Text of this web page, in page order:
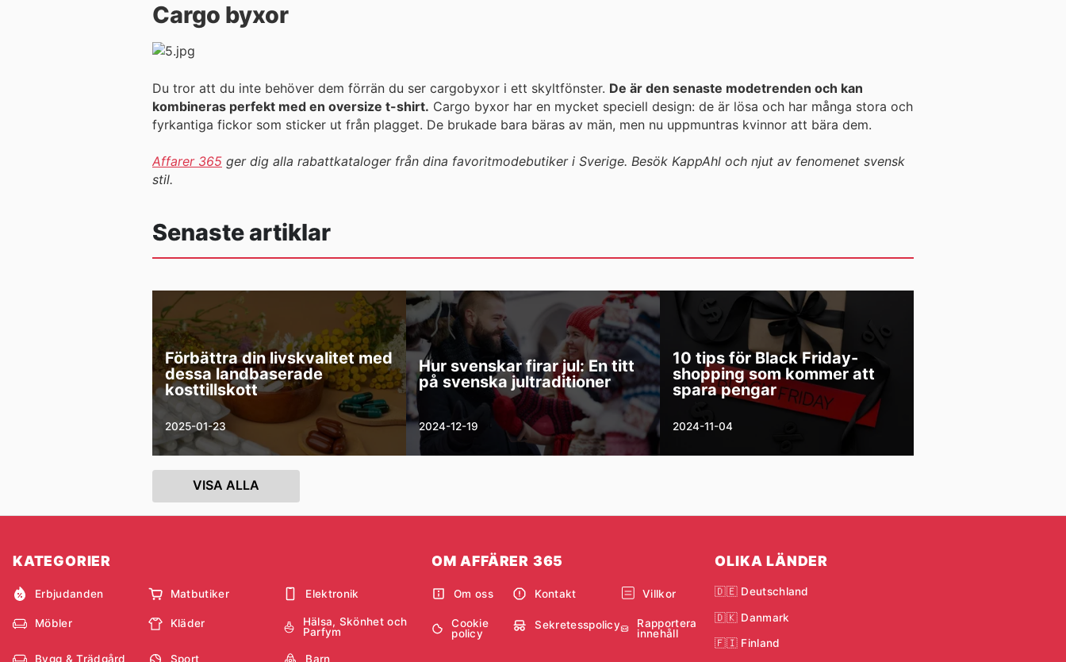
Cargo byxor
Du tror att du inte behöver dem förrän du ser cargobyxor i ett skyltfönster. De är den senaste modetrenden och kan
kombineras perfekt med en oversize t-shirt.
fyrkantiga fickor som sticker ut från plagget. De brukade bara bäras av män, men nu uppmuntras kvinnor att bära dem.
Affarer 365 ger dig alla rabattkataloger från dina favoritmodebutiker i Sverige. Besök KappAhl och njut av fenomenet svensk
stil.
Senaste artiklar
Förbättra din livskvalitet med
dessa landbaserade
kosttillskott
2025-01-23
Hur svenskar firar jul: En titt
på svenska jultraditioner
2024-12-19
10 tips för Black Friday-
shopping som kommer att
spara pengar
2024-11-04
VISA ALLA
KATEGORIER
Erbjudanden Matbutiker Elektronik
Möbler Kläder
Hälsa, Skönhet och
Parfym
Bygg & Trädgård Sport Barn
OM AFFÄRER 365
Om oss Kontakt Villkor
Cookie
policy
Sekretesspolicy
Rapportera
innehåll
OLIKA LÄNDER
🇩🇪 Deutschland
🇩🇰 Danmark
🇫🇮 Finland